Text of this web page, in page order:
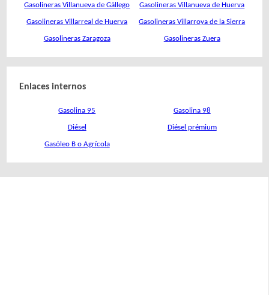
Gasolineras Villanueva de Gállego Gasolineras Villanueva de Huerva
Gasolineras Villarreal de Huerva Gasolineras Villarroya de la Sierra
Gasolineras Zaragoza Gasolineras Zuera
Enlaces internos
Gasolina 95 Gasolina 98
Diésel Diésel prémium
Gasóleo B o Agrícola